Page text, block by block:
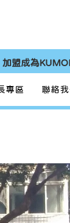
加盟成為
專區 聯絡我